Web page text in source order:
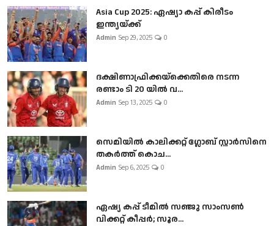
Asia Cup 2025: ഏഷ്യാ കപ്പ് കിരീടം
ഇന്ത്യയ്ക്ക്
Admin Sep 29, 2025 0
ദക്ഷിണാഫ്രിക്കയ്‌ക്കെതിരെ നടന്ന
രണ്ടാം ടി 20 യിൽ വ...
Admin Sep 13, 2025 0
സെമിയിൽ കാലിക്കറ്റ് ഗ്ലോബ് സ്റ്റാർസിനെ
തകർത്ത് കൊച...
Admin Sep 6, 2025 0
ഏഷ്യ കപ്പ് ടീമിൽ സഞ്ജു സാംസൺ
വിക്കറ്റ് കീപ്പർ; സൂര...